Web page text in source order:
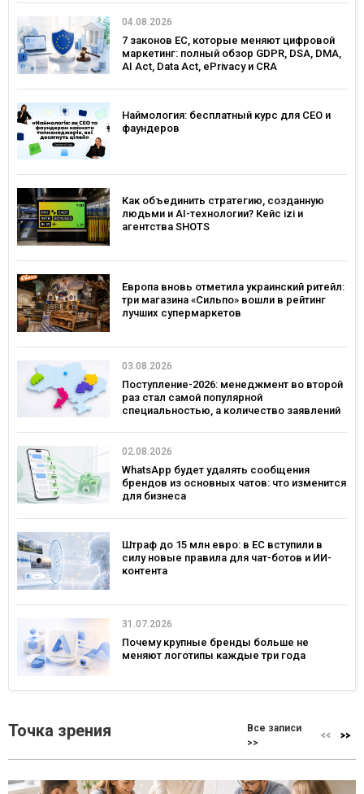
04.08.2026
7 законов ЕС, которые меняют цифровой
маркетинг: полный обзор GDPR, DSA, DMA,
AI Act, Data Act, ePrivacy и CRA
Наймология: бесплатный курс для CEO и
фаундеров
Как объединить стратегию, созданную
людьми и AI-технологии? Кейс izi и
агентства SHOTS
Европа вновь отметила украинский ритейл:
три магазина «Сильпо» вошли в рейтинг
лучших супермаркетов
03.08.2026
Поступление-2026: менеджмент во второй
раз стал самой популярной
специальностью, а количество заявлений
02.08.2026
WhatsApp будет удалять сообщения
брендов из основных чатов: что изменится
для бизнеса
Штраф до 15 млн евро: в ЕС вступили в
силу новые правила для чат-ботов и ИИ-
контента
31.07.2026
Почему крупные бренды больше не
меняют логотипы каждые три года
Точка зрения
Все записи
>>